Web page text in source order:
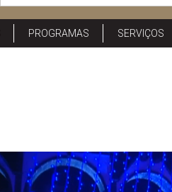
PROGRAMAS SERVIÇOS